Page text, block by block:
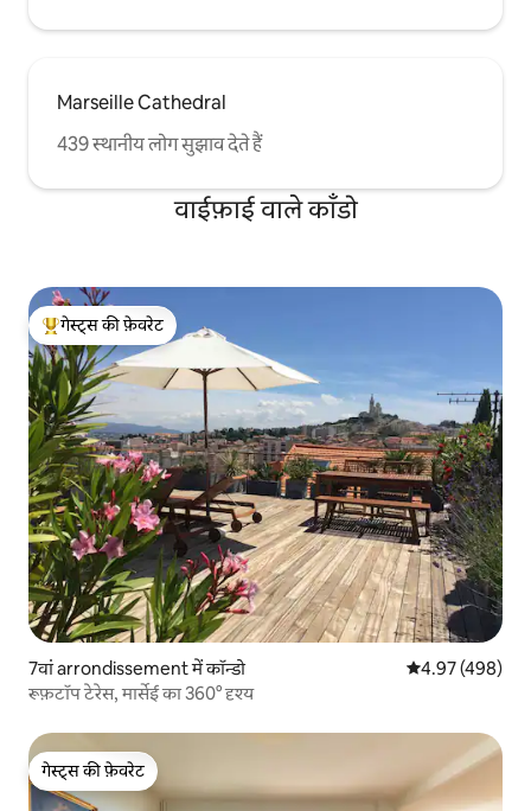
Marseille Cathedral
439 स्थानीय लोग सुझाव देते हैं
वाईफ़ाई वाले काँडो
गेस्ट्स का टॉप फ़ेवरेट
गेस्ट्स की फ़ेवरेट
7वां arrondissement में कॉन्डो औसत रेटिंग 5 में से
4.97 (498)
रूफ़टॉप टेरेस, मार्सेई का 360° दृश्य
गेस्ट्स की फ़ेवरेट
गेस्ट्स की फ़ेवरेट